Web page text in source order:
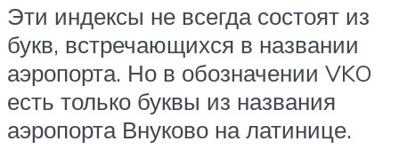
Эти индексы не всегда состоят из
букв, встречающихся в названии
аэропорта. Но в обозначении VKO
есть только буквы из названия
аэропорта Внуково на латинице.